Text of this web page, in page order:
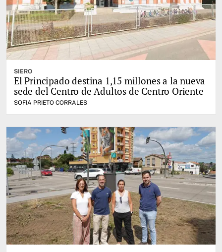
SIERO
El Principado destina 1,15 millones a la nueva
sede del Centro de Adultos de Centro Oriente
SOFIA PRIETO CORRALES